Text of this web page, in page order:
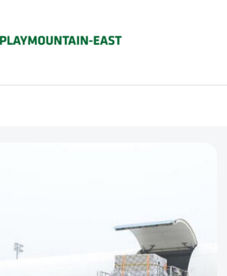
Playmountain-